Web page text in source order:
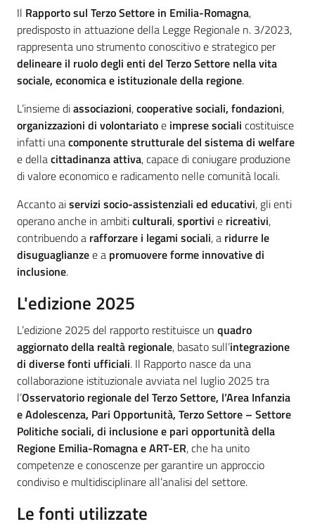
Introduzione
Il Rapporto sul Terzo Settore in Emilia-Romagna,
predisposto in attuazione della Legge Regionale n. 3/2023,
rappresenta uno strumento conoscitivo e strategico per
delineare il ruolo degli enti del Terzo Settore nella vita
sociale, economica e istituzionale della regione.
L’insieme diassociazioni,cooperative sociali, fondazioni,
organizzazioni di volontariatoe imprese sociali costituisce
infatti unacomponente strutturale del sistema di welfare
e dellacittadinanza attiva, capace di coniugare produzione
di valore economico e radicamento nelle comunità locali.
Accanto aiservizi socio-assistenziali ed educativi, gli enti
operano anche in ambiticulturali,sportivi e ricreativi,
contribuendo a rafforzare i legami sociali, a ridurre le
disuguaglianzee a promuovere forme innovative di
inclusione.
L'edizione 2025
L’edizione 2025 del rapporto restituisce un quadro
aggiornato della realtà regionale, basato sull’integrazione
di diverse fonti ufficiali. Il Rapporto nasce da una
collaborazione istituzionale avviata nel luglio 2025 tra
l’Osservatorio regionale del Terzo Settore, l’Area Infanzia
e Adolescenza, Pari Opportunità, Terzo Settore – Settore
Politiche sociali, di inclusione e pari opportunità della
Regione Emilia-Romagna e ART-ER, che ha unito
competenze e conoscenze per garantire un approccio
condiviso e multidisciplinare all’analisi del settore.
Le fonti utilizzate